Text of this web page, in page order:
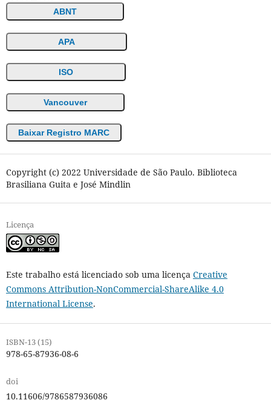
ABNT
APA
ISO
Vancouver
Baixar Registro MARC
Copyright (c) 2022 Universidade de São Paulo. Biblioteca
Brasiliana Guita e José Mindlin
Licença
Este trabalho está licenciado sob uma licença Creative
Commons Attribution-NonCommercial-ShareAlike 4.0
International License.
ISBN-13 (15)
978-65-87936-08-6
doi
10.11606/9786587936086